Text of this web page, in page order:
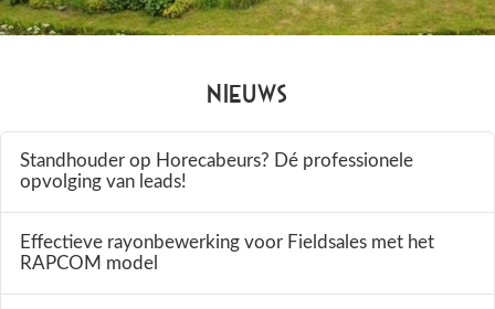
Nieuws
Standhouder op Horecabeurs? Dé professionele
opvolging van leads!
Effectieve rayonbewerking voor Fieldsales met het
RAPCOM model